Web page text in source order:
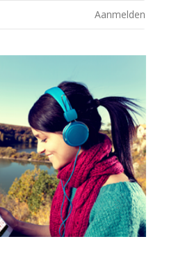
Aanmelden